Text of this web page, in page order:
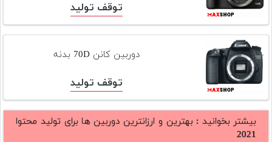
توقف تولید
دوربین کانن 70D بدنه
توقف تولید
بیشتر بخوانید : بهترین و ارزانترین دوربین ها برای تولید محتوا
2021